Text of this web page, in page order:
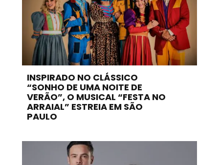
INSPIRADO NO CLÁSSICO
“SONHO DE UMA NOITE DE
VERÃO”, O MUSICAL “FESTA NO
ARRAIAL” ESTREIA EM SÃO
PAULO